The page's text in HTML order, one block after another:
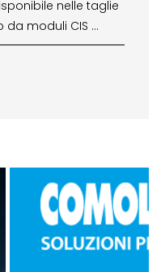
nelle taglie
da moduli CIS …